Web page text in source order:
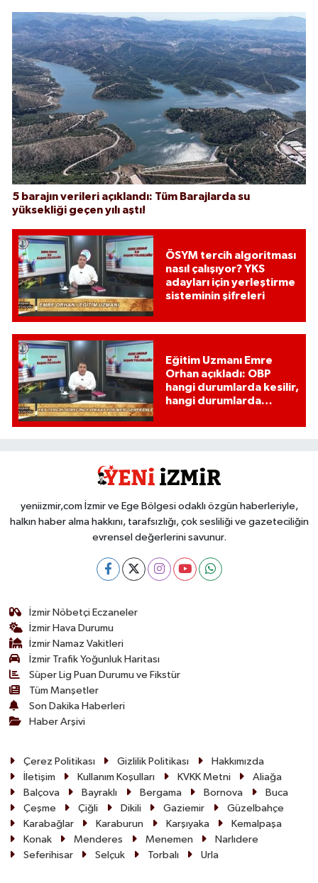
5 barajın verileri açıklandı: Tüm Barajlarda su
yüksekliği geçen yılı aştı!
ÖSYM tercih algoritması
nasıl çalışıyor? YKS
adayları için yerleştirme
sisteminin şifreleri
Eğitim Uzmanı Emre
Orhan açıkladı: OBP
hangi durumlarda kesilir,
hangi durumlarda
yeniizmir,com İzmir ve Ege Bölgesi odaklı özgün haberleriyle,
halkın haber alma hakkını, tarafsızlığı, çok sesliliği ve gazeteciliğin
evrensel değerlerini savunur.
İzmir Nöbetçi Eczaneler
İzmir Hava Durumu
İzmir Namaz Vakitleri
İzmir Trafik Yoğunluk Haritası
Süper Lig Puan Durumu ve Fikstür
Tüm Manşetler
Son Dakika Haberleri
Haber Arşivi
Çerez Politikası Gizlilik Politikası
Hakkımızda
İletişim
Kullanım Koşulları KVKK Metni
Aliağa
Balçova
Bayraklı Bergama Bornova
Buca
Çeşme
Çiğli Dikili Gaziemir
Güzelbahçe
Karabağlar
Karaburun Karşıyaka
Kemalpaşa
Konak
Menderes Menemen
Narlıdere
Seferihisar
Selçuk Torbalı Urla